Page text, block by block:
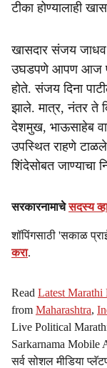
टीका होण्यालाही
खासदार संजय जाधव
उघडपणे आपण आज
होते. संजय दिना
झाले. मात्र, नंतर ते
देशमुख, भाऊसाहेब
उपस्थित राहणे
शिंदेसोबत जाण्याचा
सरकारनामाचेसदस्य
शॉपिंगसाठी 'सकाळ
करा.
Read Latest
from Maharashtra,
Live Political
Sarkarnama Mobile
सर्व सोशल मीडिया